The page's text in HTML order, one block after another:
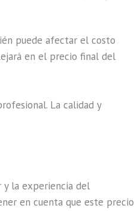
puede afectar el costo
en el precio final del
La calidad y
y la experiencia del
en cuenta que este precio